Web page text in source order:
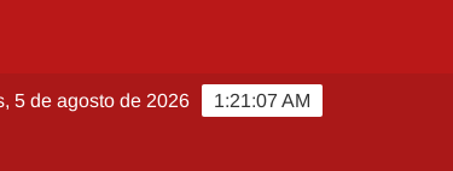
1:21:09 AM
5 de agosto de 2026